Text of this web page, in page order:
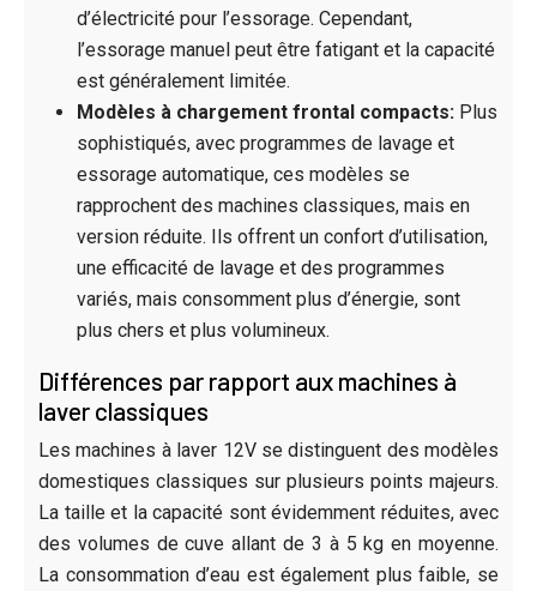
d’électricité pour l’essorage. Cependant,
l’essorage manuel peut être fatigant et la capacité
est généralement limitée.
Modèles à chargement frontal compacts: Plus
sophistiqués, avec programmes de lavage et
essorage automatique, ces modèles se
rapprochent des machines classiques, mais en
version réduite. Ils offrent un confort d’utilisation,
une efficacité de lavage et des programmes
variés, mais consomment plus d’énergie, sont
plus chers et plus volumineux.
Différences par rapport aux machines à
laver classiques
Les machines à laver 12V se distinguent des modèles
domestiques classiques sur plusieurs points majeurs.
La taille et la capacité sont évidemment réduites, avec
des volumes de cuve allant de 3 à 5 kg en moyenne.
La consommation d’eau est également plus faible, se